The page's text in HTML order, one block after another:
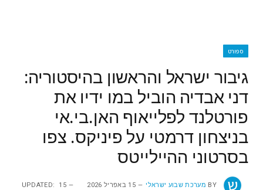
ספורט
גיבור ישראל והראשון בהיסטוריה:
דני אבדיה הוביל במו ידיו את
פורטלנד לפלייאוף האן.בי.אי
בניצחון דרמטי על פיניקס. צפו
בסרטוני ההיילייטס
BY מערכת שבוע ישראלי 15 באפריל 2026 UPDATED: 15